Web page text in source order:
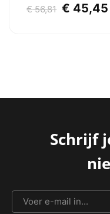
€56,81 € 45,45
Schrijf